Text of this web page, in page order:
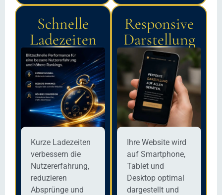
Schnelle
Ladezeiten
Kurze Ladezeiten
verbessern die
Nutzererfahrung,
reduzieren
Absprünge und
Responsive
Darstellung
Ihre Website wird
auf Smartphone,
Tablet und
Desktop optimal
dargestellt und